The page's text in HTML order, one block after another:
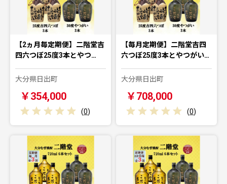
【2ヵ月毎定期便】二階堂吉
四六つぼ25度3本とやつ…
大分県日出町
￥354,000
(0)
【毎月定期便】二階堂吉四
六つぼ25度3本とやつがい…
大分県日出町
￥708,000
(0)